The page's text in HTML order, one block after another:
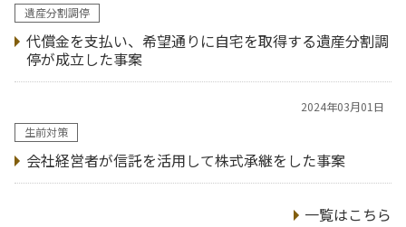
遺産分割調停
代償金を支払い、希望通りに自宅を取得する遺産分割調
停が成立した事案
2024年03月01日
生前対策
会社経営者が信託を活用して株式承継をした事案
一覧はこちら